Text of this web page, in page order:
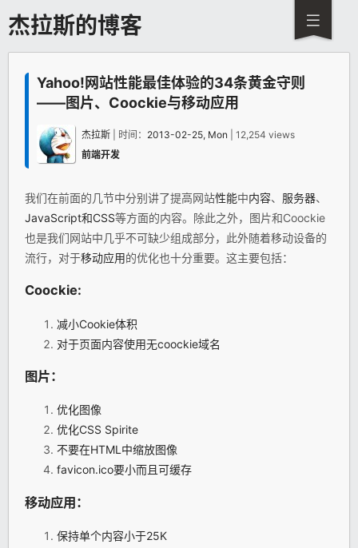
杰拉斯的博客
Yahoo!网站性能最佳体验的34条黄金守则
——图片、Coockie与移动应用
杰拉斯 | 时间： 2013-02-25, Mon | 12,254 views
前端开发
我们在前面的几节中分别讲了提高网站性能中内容、 服务器、
JavaScript和CSS等方面的内容。除此之外，图片和Coockie
也是我们网站中几乎不可缺少组成部分，此外随着移动设备的
流行，对于移动应用的优化也十分重要。这主要包括：
Coockie:
减小Cookie体积
对于页面内容使用无coockie域名
图片：
优化图像
优化CSS Spirite
不要在HTML中缩放图像
favicon.ico要小而且可缓存
移动应用：
保持单个内容小于25K